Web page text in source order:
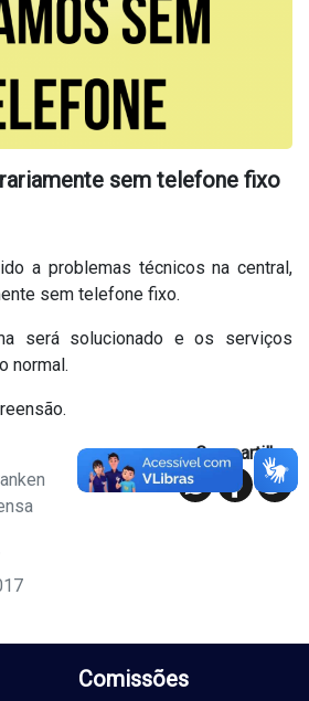
sem telefone fixo
a problemas técnicos na central,
sem telefone fixo.
será solucionado e os serviços
normal.
Compartilhar
Comissões